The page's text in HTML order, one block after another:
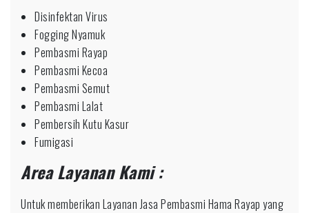
Disinfektan Virus
Fogging Nyamuk
Pembasmi Rayap
Pembasmi Kecoa
Pembasmi Semut
Pembasmi Lalat
Pembersih Kutu Kasur
Fumigasi
Area Layanan Kami :
Untuk memberikan Layanan Jasa Pembasmi Hama Rayap yang